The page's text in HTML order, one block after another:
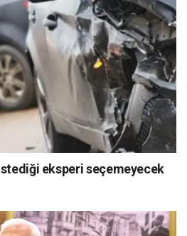
eksperi seçemeyecek